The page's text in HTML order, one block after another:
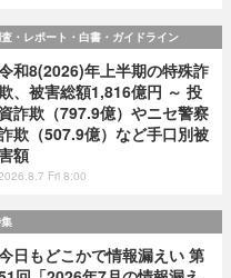
査・レポート・白書・ガイドライン
和8(2026)年上半期の特殊詐
、被害総額1,816億円 ～ 投
資詐欺（797.9億）やニセ警察
欺（507.9億）など手口別被
額
2026.8.7 Fri 8:00
日もどこかで情報漏えい 第